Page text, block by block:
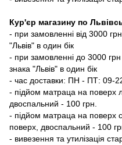
Кур'єр магазину по
- при замовленні від 3000
"Львів" в один бік
- при замовленні до 3000
знака "Львів" в один бік
- час доставки: ПН - ПТ: 09-
- підйом матраца на поверх
двоспальний - 100 грн.
- підйом матраца на поверх
поверх, двоспальний - 100
- вивезення та утилізація